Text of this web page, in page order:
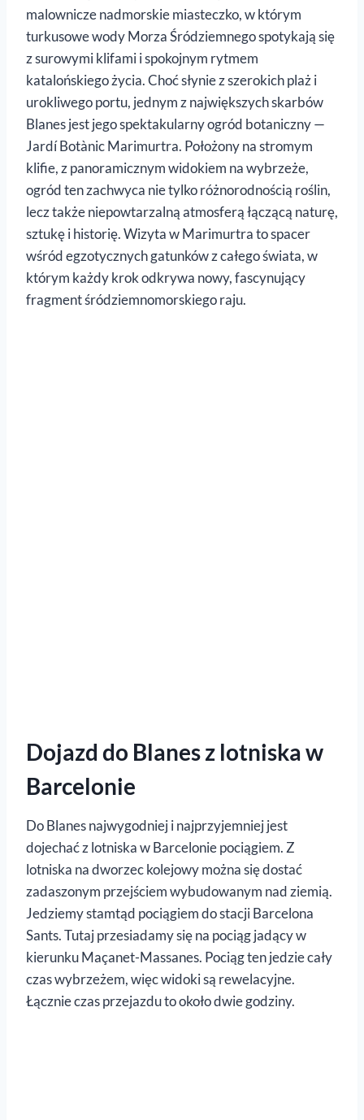
malownicze nadmorskie miasteczko, w którym
turkusowe wody Morza Śródziemnego spotykają się
z surowymi klifami i spokojnym rytmem
katalońskiego życia. Choć słynie z szerokich plaż i
urokliwego portu, jednym z największych skarbów
Blanes jest jego spektakularny ogród botaniczny —
Jardí Botànic Marimurtra. Położony na stromym
klifie, z panoramicznym widokiem na wybrzeże,
ogród ten zachwyca nie tylko różnorodnością roślin,
lecz także niepowtarzalną atmosferą łączącą naturę,
sztukę i historię. Wizyta w Marimurtra to spacer
wśród egzotycznych gatunków z całego świata, w
którym każdy krok odkrywa nowy, fascynujący
fragment śródziemnomorskiego raju.
Dojazd do Blanes z lotniska w
Barcelonie
Do Blanes najwygodniej i najprzyjemniej jest
dojechać z lotniska w Barcelonie pociągiem. Z
lotniska na dworzec kolejowy można się dostać
zadaszonym przejściem wybudowanym nad ziemią.
Jedziemy stamtąd pociągiem do stacji Barcelona
Sants. Tutaj przesiadamy się na pociąg jadący w
kierunku Maçanet-Massanes. Pociąg ten jedzie cały
czas wybrzeżem, więc widoki są rewelacyjne.
Łącznie czas przejazdu to około dwie godziny.